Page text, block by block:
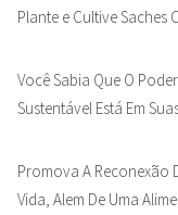
Plante e Cultive Saches
Você Sabia Que O
Sustentável Está Em
Promova A Reconexão
Vida, Alem De Uma